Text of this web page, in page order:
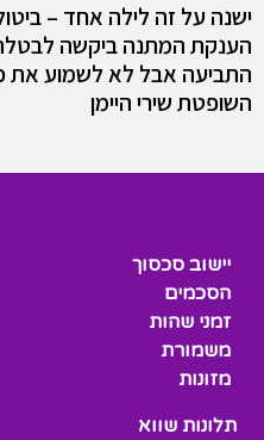
ישנה על זה לילה אחד –
הענקת המתנה ביקשה
התביעה אבל לא לשמוע את
השופטת שירי היימן
יישוב סכסוך
הסכמים
זמני שהות
משמורת
מזונות
תלונות שווא